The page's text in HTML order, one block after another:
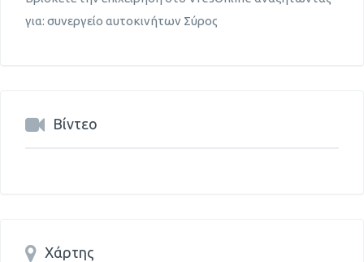
για: συνεργείο αυτοκινήτων Σύρος
Βίντεο
Χάρτης